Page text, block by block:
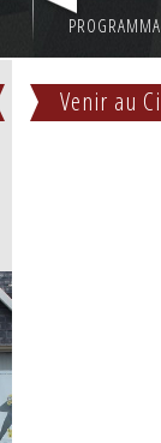
Venir au